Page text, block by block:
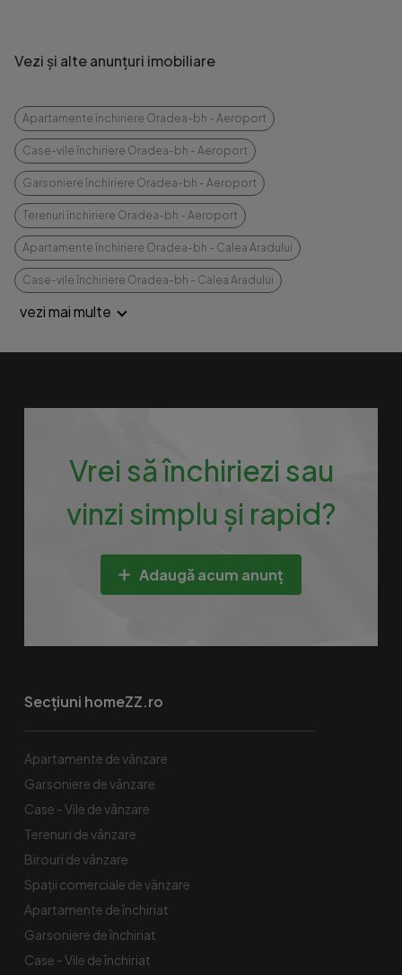
Vezi și alte anunțuri imobiliare
Apartamente închiriere Oradea-bh - Aeroport
Case-vile închiriere Oradea-bh - Aeroport
Garsoniere închiriere Oradea-bh - Aeroport
Terenuri închiriere Oradea-bh - Aeroport
Apartamente închiriere Oradea-bh - Calea Aradului
Case-vile închiriere Oradea-bh - Calea Aradului
vezi mai multe
Vrei să închiriezi sau
vinzi simplu și rapid?
Adaugă acum anunț
Secțiuni homeZZ.ro
Apartamente de vânzare
Garsoniere de vânzare
Case - Vile de vânzare
Terenuri de vânzare
Birouri de vânzare
Spaţii comerciale de vânzare
Apartamente de închiriat
Garsoniere de închiriat
Case - Vile de închiriat